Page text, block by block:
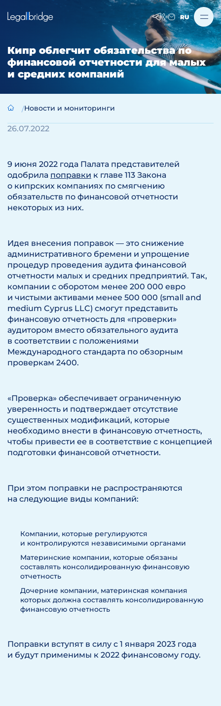
RU
Кипр облегчит обязательства по
финансовой отчетности для малых
и средних компаний
Новости и мониторинги
26.07.2022
9 июня 2022 года Палата представителей
одобрила поправки к главе 113 Закона
о кипрских компаниях по смягчению
обязательств по финансовой отчетности
некоторых из них.
Идея внесения поправок — это снижение
административного бремени и упрощение
процедур проведения аудита финансовой
отчетности малых и средних предприятий. Так,
компании с оборотом менее 200 000 евро
и чистыми активами менее 500 000 (small and
medium Cyprus LLC) смогут представить
финансовую отчетность для «проверки»
аудитором вместо обязательного аудита
в соответствии с положениями
Международного стандарта по обзорным
проверкам 2400.
«Проверка» обеспечивает ограниченную
уверенность и подтверждает отсутствие
существенных модификаций, которые
необходимо внести в финансовую отчетность,
чтобы привести ее в соответствие с концепцией
подготовки финансовой отчетности.
При этом поправки не распространяются
на следующие виды компаний:
Компании, которые регулируются
и контролируются независимыми органами
Материнские компании, которые обязаны
составлять консолидированную финансовую
отчетность
Дочерние компании, материнская компания
которых должна составлять консолидированную
финансовую отчетность
Поправки вступят в силу с 1 января 2023 года
и будут применимы к 2022 финансовому году.